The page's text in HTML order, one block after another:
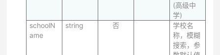
(高级中
学)
schoolN
ame
string 否
学校名
称，模糊
搜索，参